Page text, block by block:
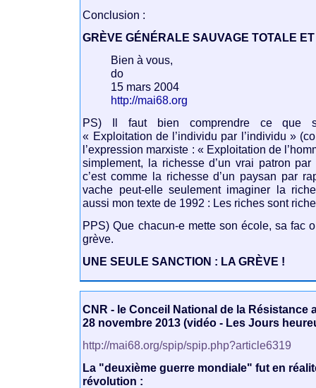
Conclusion :
GRÈVE GÉNÉRALE SAUVAGE TOTALE
Bien à vous,
do
15 mars 2004
http://mai68.org
PS) Il faut bien comprendre ce que
« Exploitation de l’individu par l’individu »
l’expression marxiste : « Exploitation de
simplement, la richesse d’un vrai patron
c’est comme la richesse d’un paysan par
vache peut-elle seulement imaginer la
aussi mon texte de 1992 : Les riches sont
PPS) Que chacun-e mette son école, sa fac
grève.
UNE SEULE SANCTION : LA GRÈVE !
CNR - le Conceil National de la Résistance
28 novembre 2013 (vidéo - Les Jours
http://mai68.org/spip/spip.php?article6319
La "deuxième guerre mondiale" fut en
révolution :